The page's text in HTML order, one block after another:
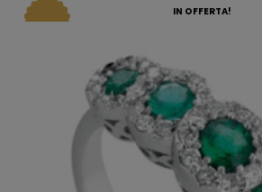
IN OFFERTA!